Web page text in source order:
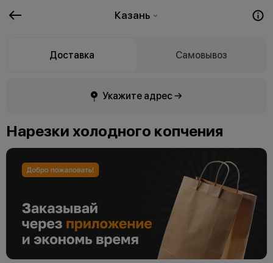
Казань
Доставка Самовывоз
Укажите адрес →
Нарезки холодного копчения